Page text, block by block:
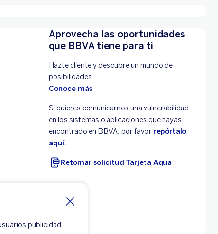
publicidad
Aprovecha las oportunidades
que BBVA tiene para ti
Hazte cliente y descubre un mundo de
posibilidades
Conoce más
Si quieres comunicarnos una vulnerabilidad
en los sistemas o aplicaciones que hayas
encontrado en BBVA, por favor repórtalo
aquí.
Retomar solicitud Tarjeta Aqua